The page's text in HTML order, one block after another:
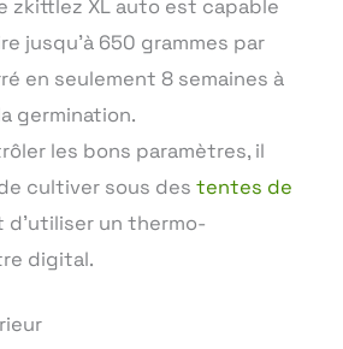
zkittlez XL auto est capable
jusqu’à 650 grammes par
en seulement 8 semaines à
germination.
les bons paramètres, il
cultiver sous destentes de
d’utiliser un thermo-
digital.